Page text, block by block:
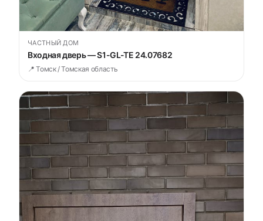
ЧАСТНЫЙ ДОМ
Входная дверь — S1-GL-TE 24.07682
📍 Томск / Томская область